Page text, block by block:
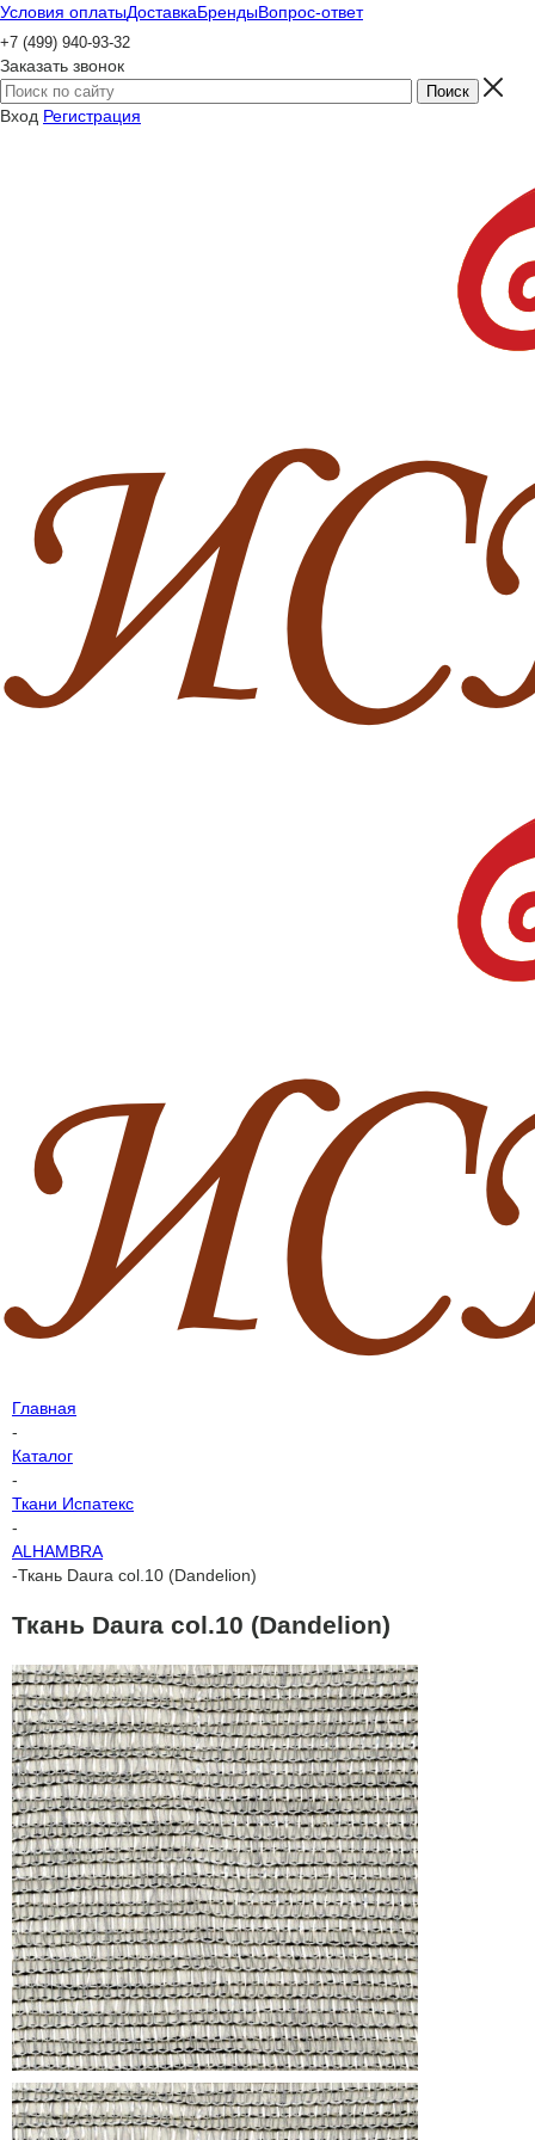
Условия оплатыДоставкаБрендыВопрос-ответ
+7 (499) 940-93-32
Заказать звонок
Вход Регистрация
Главная
-
Каталог
-
Ткани Испатекс
-
ALHAMBRA
-Ткань Daura col.10 (Dandelion)
Ткань Daura col.10 (Dandelion)